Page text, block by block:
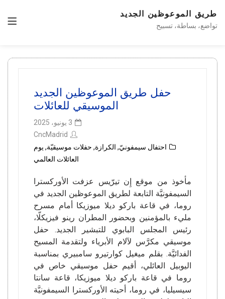
طريق الموعوظين الجديد
تواضع، بساطة، تسبيح
حفل طريق الموعوظين الجديد
الموسيقي للعائلات
3 يونيو، 2025
CncMadrid
احتفال سيمفونيّ, الكرازة, حفلات موسيقيّة, يوم
العائلات العالمي
مأخوذ من موقع إِن تيرّيس عزفت الأوركسترا
السيمفونيَّة التابعة لطريق الموعوظين الجديد في
روما، في قاعة باركو ديلا ميوزيكا أمام مسرح
مليء بالمؤمنين وبحضور المطران رينو فيزيكلّا،
رئيس المجلس البابوي للتبشير الجديد. حفل
موسيقي مكرَّس لآلام الأبرياء ولتقدمة المسيح
الفدائيَّة. بقلم ميغيل كوارتيرو سامبيري بمناسبة
اليوبيل العائلي، أقيم حفل موسيقي خاص في
روما في قاعة باركو ديلا ميوزيكا، قاعة سانتا
سيسيليا، في روما، أحيته الأوركسترا السيمفونيَّة